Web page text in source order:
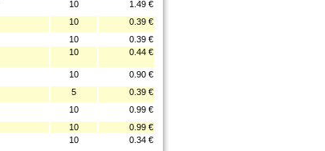
10
1.49 €
10
0.39 €
10
0.39 €
10 0.44 €
10
0.90 €
5
0.39 €
10
0.99 €
10
0.99 €
10
0.34 €